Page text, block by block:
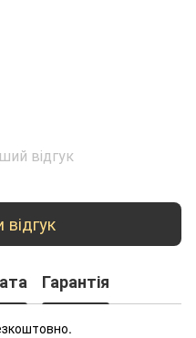
відгук
Гарантія